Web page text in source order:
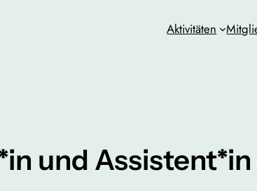
Aktivitäten
und